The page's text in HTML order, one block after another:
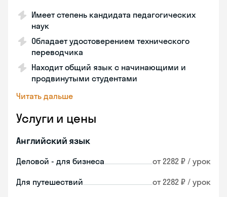
Имеет степень кандидата педагогических
наук
Обладает удостоверением технического
переводчика
Находит общий язык с начинающими и
продвинутыми студентами
Читать дальше
Услуги и цены
Английский язык
Деловой - для бизнеса от 2282 ₽ / урок
Для путешествий от 2282 ₽ / урок